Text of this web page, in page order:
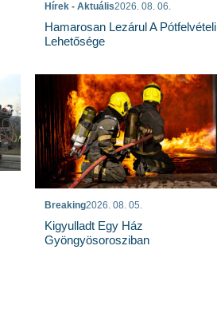
Hírek - Aktuális2026. 08. 06.
Hamarosan Lezárul A Pótfelvételi
Lehetősége
Breaking2026. 08. 05.
Kigyulladt Egy Ház
Gyöngyösorosziban